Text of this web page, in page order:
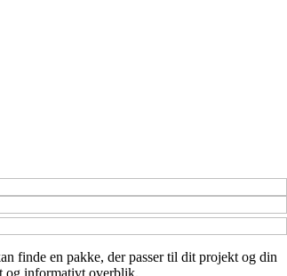
finde en pakke, der passer til dit projekt og din
og informativt overblik.